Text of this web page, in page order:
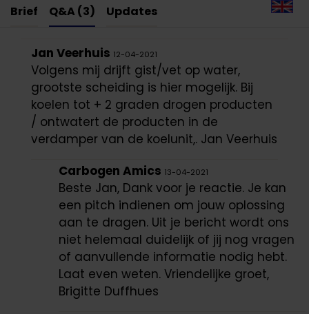
Brief Q&A (3) Updates
Jan Veerhuis 12-04-2021
Volgens mij drijft gist/vet op water,
grootste scheiding is hier mogelijk. Bij
koelen tot + 2 graden drogen producten
/ ontwatert de producten in de
verdamper van de koelunit,. Jan Veerhuis
Carbogen Amics 13-04-2021
Beste Jan, Dank voor je reactie. Je kan
een pitch indienen om jouw oplossing
aan te dragen. Uit je bericht wordt ons
niet helemaal duidelijk of jij nog vragen
of aanvullende informatie nodig hebt.
Laat even weten. Vriendelijke groet,
Brigitte Duffhues